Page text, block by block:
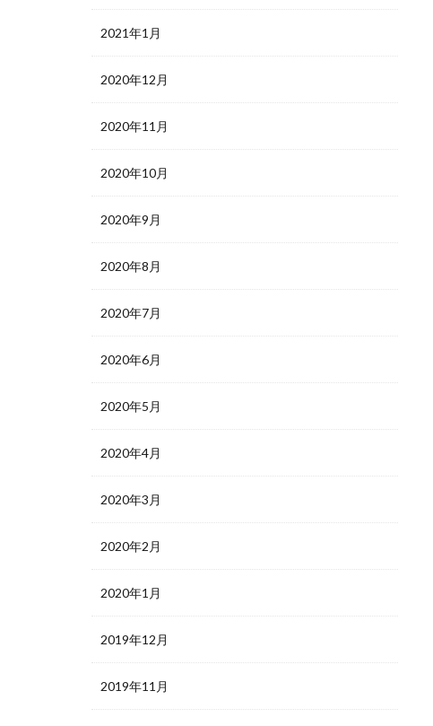
2021年1月
2020年12月
2020年11月
2020年10月
2020年9月
2020年8月
2020年7月
2020年6月
2020年5月
2020年4月
2020年3月
2020年2月
2020年1月
2019年12月
2019年11月